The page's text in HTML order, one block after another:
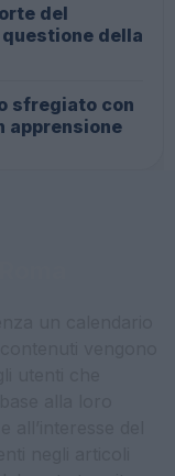
del
della
sfregiato con
apprensione